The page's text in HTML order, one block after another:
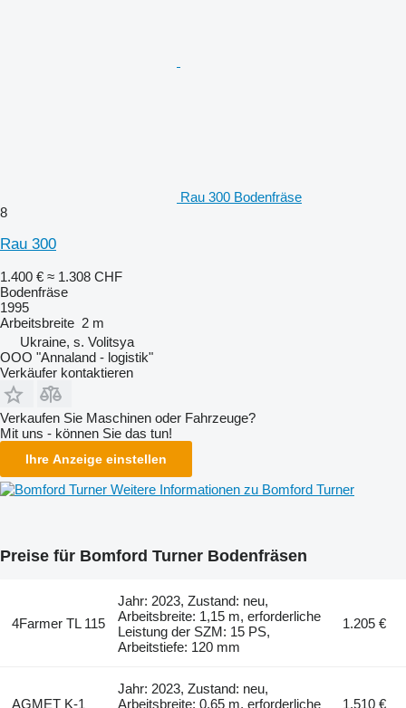
Rau 300 Bodenfräse
8
Rau 300
1.400 € ≈ 1.308 CHF
Bodenfräse
1995
Arbeitsbreite 2 m
Ukraine, s. Volitsya
OOO "Annaland - logistik"
Verkäufer kontaktieren
Verkaufen Sie Maschinen oder Fahrzeuge?
Mit uns - können Sie das tun!
Ihre Anzeige einstellen
Weitere Informationen zu Bomford Turner
Preise für Bomford Turner Bodenfräsen
4Farmer TL 115
Jahr: 2023, Zustand: neu,
Arbeitsbreite: 1,15 m, erforderliche
Leistung der SZM: 15 PS,
Arbeitstiefe: 120 mm
1.205 €
AGMET K-1
Jahr: 2023, Zustand: neu,
Arbeitsbreite: 0,65 m, erforderliche
1.510 €